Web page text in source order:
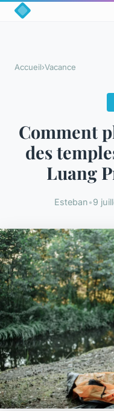
Accueil›Vacance
Comment
des
Luang
Esteban•9